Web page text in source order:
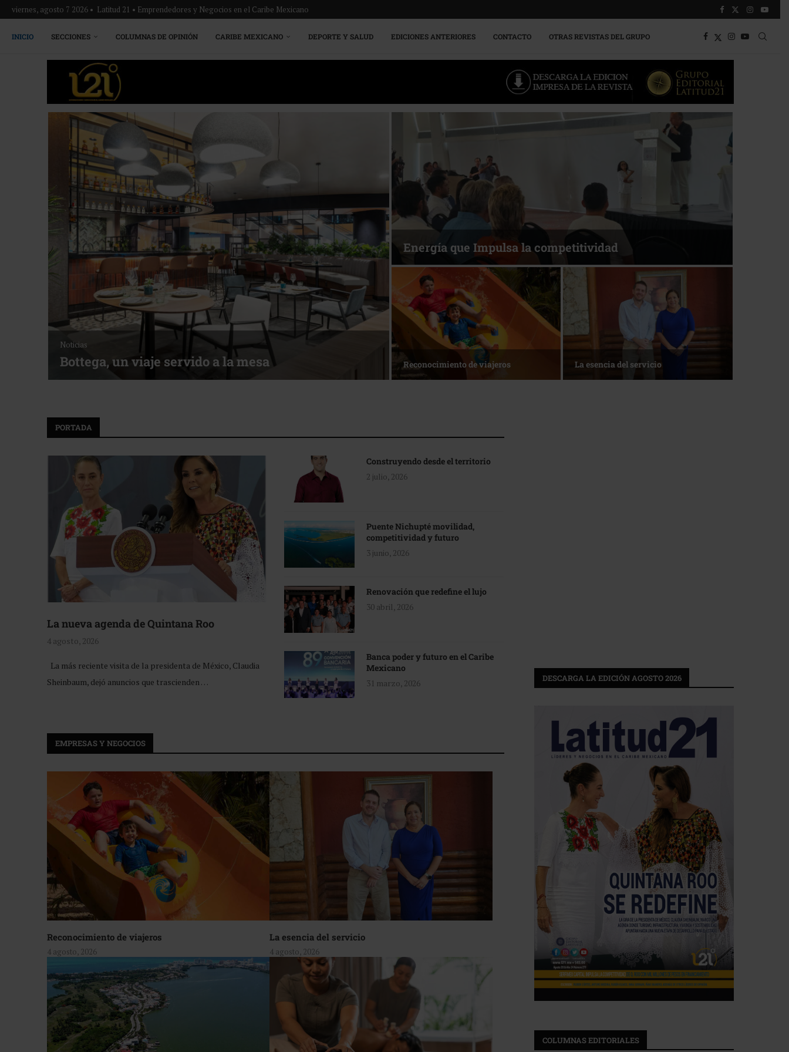
viernes, agosto 7 2026 • Latitud 21 • Emprendedores y Negocios en el Caribe Mexicano
INICIO SECCIONES COLUMNAS DE OPINIÓN CARIBE MEXICANO DEPORTE Y SALUD EDICIONES ANTERIORES CONTACTO OTRAS REVISTAS DEL GRUPO
Empresas y Negocios
Desarrollo en disputa… ¿Hasta dónde crecer?
Más allá del descanso
La nueva agenda de Quintana Roo 1 de agosto • Torneo de Golf ACOTUR
PORTADA
La nueva agenda de Quintana Roo
4 agosto, 2026
La más reciente visita de la presidenta de México, Claudia
Sheinbaum, dejó anuncios que trascienden …
Construyendo desde el territorio
2 julio, 2026
Puente Nichupté movilidad,
competitividad y futuro
3 junio, 2026
Renovación que redefine el lujo
30 abril, 2026
Banca poder y futuro en el Caribe
Mexicano
31 marzo, 2026
EMPRESAS Y NEGOCIOS
Reconocimiento de viajeros
4 agosto, 2026
La esencia del servicio
4 agosto, 2026
DESCARGA LA EDICIÓN AGOSTO 2026
COLUMNAS EDITORIALES